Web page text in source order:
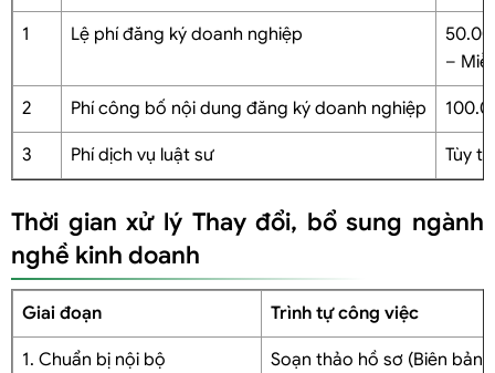
1 Lệ phí đăng ký doanh nghiệp
–
2 Phí công bố nội dung đăng ký doanh nghiệp
3 Phí dịch vụ luật sư Tùy
Thời gian xử lý Thay đổi, bổ sung ngành
nghề kinh doanh
Giai đoạn Trình tự công việc
1. Chuẩn bị nội bộ Soạn thảo hồ sơ (Biên bản